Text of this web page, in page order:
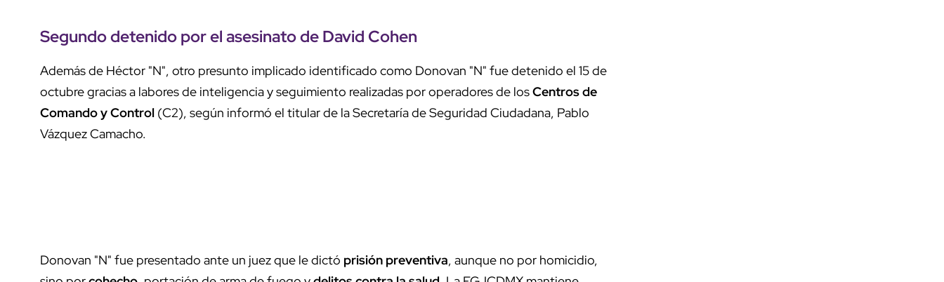
Segundo detenido por el asesinato de David Cohen
Además de Héctor "N", otro presunto implicado identificado como Donovan "N" fue detenido el 15 de
octubre gracias a labores de inteligencia y seguimiento realizadas por operadores de losCentros de
Comando y Control (C2), según informó el titular de la Secretaría de Seguridad Ciudadana, Pablo
Vázquez Camacho.
Donovan "N" fue presentado ante un juez que le dictó prisión preventiva, aunque no por homicidio,